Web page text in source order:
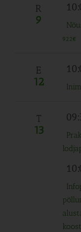
R
9
922€
E
12
T
13